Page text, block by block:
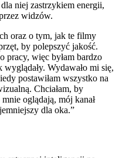
niej zastrzykiem energii,
widzów.
oraz o tym, jak te filmy
by polepszyć jakość.
pracy, więc byłam bardzo
Wydawało mi się,
postawiłam wszystko na
Chciałam, by
oglądają, mój kanał
dla oka.”